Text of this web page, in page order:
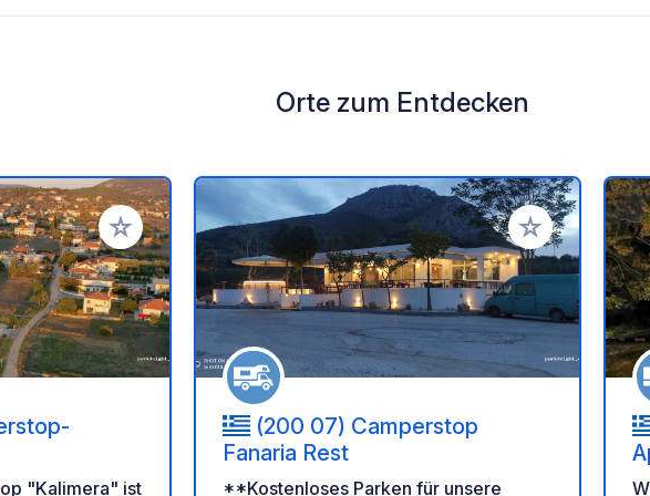
Orte zum Entdecken
Zu Ihren Favoriten hinzufügen
"Kalimera" ist
Zu Ihren
(200 07) Camperstop
Fanaria Rest
**Kostenloses Parken für unsere